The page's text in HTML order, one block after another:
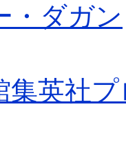
・ダガン
集英社